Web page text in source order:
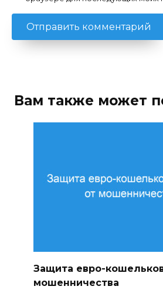
Вам также может
Защита евро-
мошенничества